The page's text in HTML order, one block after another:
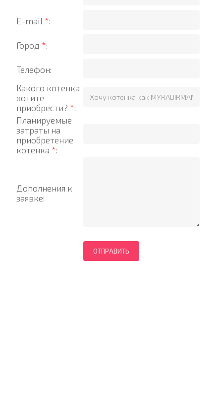
E-mail *:
Город *:
Телефон:
Какого котенка
хотите
приобрести? *:
Планируемые
затраты на
приобретение
котенка *:
Дополнения к
заявке: